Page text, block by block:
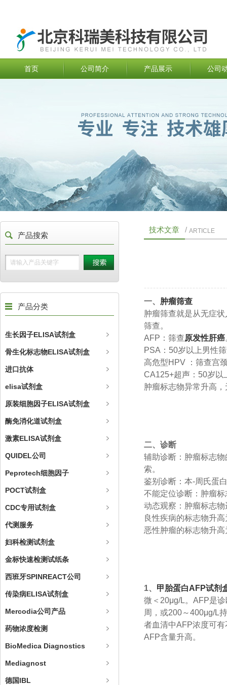
首页 公司简介 产品展示 公司
技术文章 / ARTICLE
一、 肿瘤筛查
肿瘤筛查就是从无症
筛查。
AFP：筛查原发性肝癌
PSA：50岁以上男性
高危型HPV ：筛查宫
CA125+超声：50岁以
肿瘤标志物异常升高
二、诊断
辅助诊断：肿瘤标志
索。
鉴别诊断：本-周氏蛋
不能定位诊断：肿瘤
动态观察：肿瘤标志
良性疾病的标志物升
恶性肿瘤的标志物升
1、 甲胎蛋白AFP试剂
微＜20μg/L。AFP是
周，或200～400μg/L
者血清中AFP浓度可
AFP含量升高。
产品搜索
产品分类
生长因子ELISA试剂盒
骨生化标志物ELISA试剂盒
进口抗体
elisa试剂盒
原装细胞因子ELISA试剂盒
酶免消化道试剂盒
激素ELISA试剂盒
QUIDEL公司
Peprotech细胞因子
POCT试剂盒
CDC专用试剂盒
代测服务
妇科检测试剂盒
金标快速检测试纸条
西班牙SPINREACT公司
传染病ELISA试剂盒
Mercodia公司产品
药物浓度检测
BioMedica Diagnostics
Mediagnost
德国IBL